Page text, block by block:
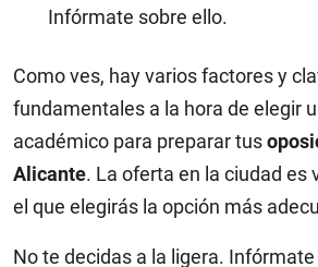
Infórmate sobre ello.
Como ves, hay varios factores y
fundamentales a la hora de elegir
académico para preparar tus
Alicante. La oferta en la ciudad es
el que elegirás la opción más
No te decidas a la ligera.